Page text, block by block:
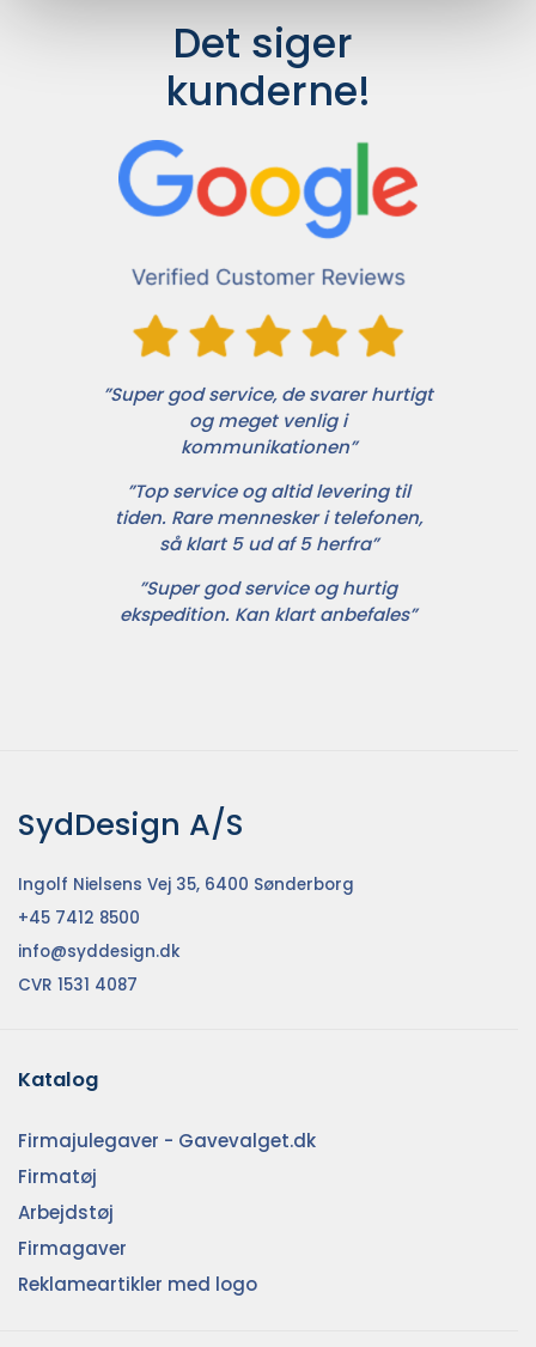
Det siger
kunderne!
”Super god service, de svarer hurtigt
og meget venlig i
kommunikationen”
”Top service og altid levering til
tiden. Rare mennesker i telefonen,
så klart 5 ud af 5 herfra”
”Super god service og hurtig
ekspedition. Kan klart anbefales”
SydDesign A/S
Ingolf Nielsens Vej 35, 6400 Sønderborg
+45 7412 8500
info@syddesign.dk
CVR 1531 4087
Katalog
Firmajulegaver - Gavevalget.dk
Firmatøj
Arbejdstøj
Firmagaver
Reklameartikler med logo